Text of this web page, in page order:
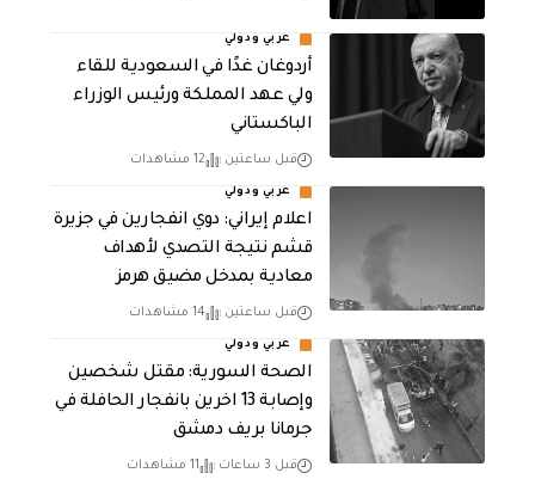
عربي ودولي
أردوغان غدًا في السعودية للقاء
ولي عهد المملكة ورئيس الوزراء
الباكستاني
قبل ساعتين 12 مشاهدات
عربي ودولي
اعلام إيراني: دوي انفجارين في جزيرة
قشم نتيجة التصدي لأهداف
معادية بمدخل مضيق هرمز
قبل ساعتين 14 مشاهدات
عربي ودولي
الصحة السورية: مقتل شخصين
وإصابة 13 اخرين بانفجار الحافلة في
جرمانا بريف دمشق
قبل 3 ساعات 11 مشاهدات